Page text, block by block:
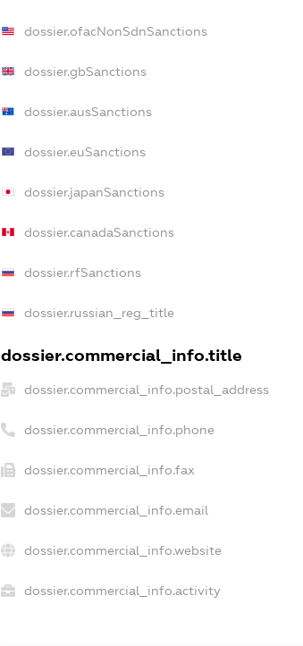
dossier.ofacNonSdnSanctions
dossier.gbSanctions
dossier.ausSanctions
dossier.euSanctions
dossier.japanSanctions
dossier.canadaSanctions
dossier.rfSanctions
dossier.russian_reg_title
dossier.commercial_info.title
dossier.commercial_info.postal_address
dossier.commercial_info.phone
dossier.commercial_info.fax
dossier.commercial_info.email
dossier.commercial_info.website
dossier.commercial_info.activity